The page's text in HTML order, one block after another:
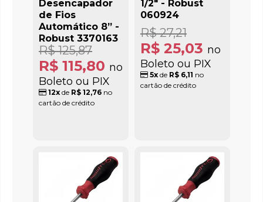
Desencapador
de Fios
Automático 8” -
Robust 3370163
R$ 115,80 no
Boleto ou PIX
R$ 125,87
12x de R$ 12,76 no
cartão de crédito
1/2" - Robust
060924
R$ 25,03 no
Boleto ou PIX
R$ 27,21
5xde R$ 6,11 no
cartão de crédito